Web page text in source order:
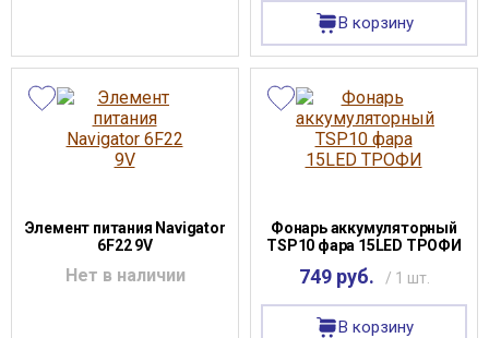
В корзину
Элемент питания Navigator
6F22 9V
Нет в наличии
Фонарь аккумуляторный
TSP10 фара 15LED ТРОФИ
749 руб. / 1 шт.
В корзину